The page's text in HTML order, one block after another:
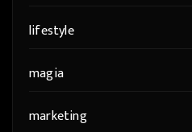
lifestyle
magia
marketing